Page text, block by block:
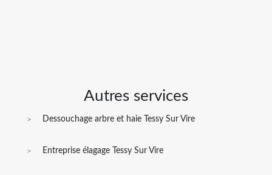
Autres services
Dessouchage arbre et haie Tessy Sur Vire
Entreprise élagage Tessy Sur Vire